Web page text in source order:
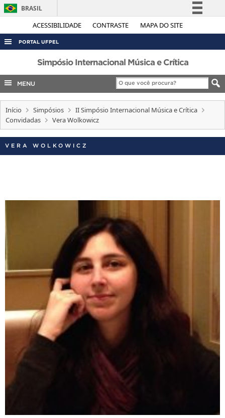
ACESSIBILIDADE CONTRASTE MAPA DO SITE
BRASIL
Simplifique!
Legislação
Canais
PORTAL UFPEL
ACESSO À INFORMAÇÃO
AUDITORIA
COBALTO
CONCURSOS
INTERNACIONAL
Simpósio Internacional Música e Crítica
MENU
Início Simpósios
II Simpósio Internacional Música e Crítica
Convidadas
Vera Wolkowicz
VERA WOLKOWICZ